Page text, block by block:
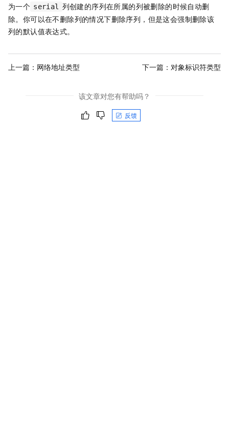
为一个 serial
列创建的序列在所属的列被删除的时候自动删
除。你可以在不删除列的情况下删除序列，但是这会强制删除该
列的默认值表达式。
上一篇： 网络地址类型 下一篇： 对象标识符类型
该文章对您有帮助吗？
反馈